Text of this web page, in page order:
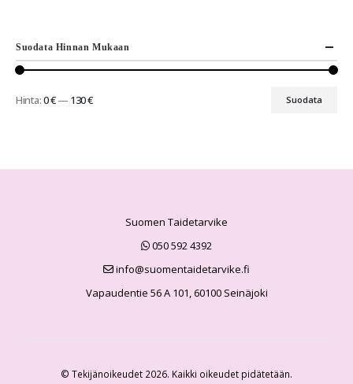
Suodata Hinnan Mukaan
Suodata
Hinta:0 €— 130 €
Suomen Taidetarvike
050 592 4392
info@suomentaidetarvike.fi
Vapaudentie 56 A 101, 60100 Seinäjoki
© Tekijänoikeudet 2026. Kaikki oikeudet pidätetään.